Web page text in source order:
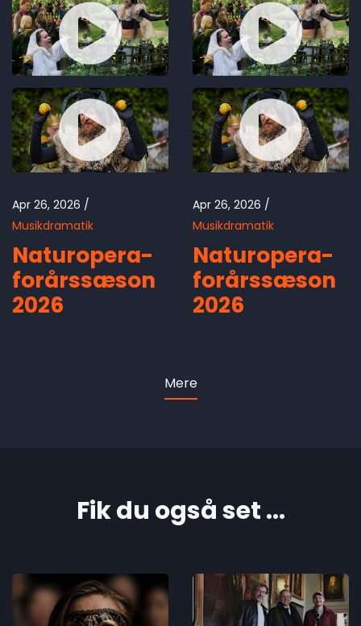
Apr 26, 2026
Musikdramatik
Naturopera-
forårssæson
2026
Apr 26, 2026
Musikdramatik
Naturopera-
forårssæson
2026
Mere
Fik du også set ...
Økonomisk
In Memory